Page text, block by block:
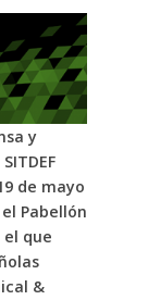
y
de mayo
Pabellón
el que
&